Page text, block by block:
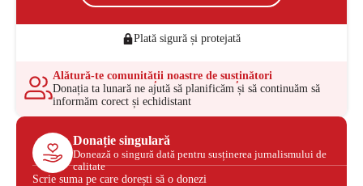
Plată sigură și protejată
Alătură-te comunității noastre de susținători
Donația ta lunară ne ajută să planificăm și să continuăm să
informăm corect și echidistant
Donație singulară
Donează o singură dată pentru susținerea jurnalismului de
calitate
Scrie suma pe care dorești să o donezi